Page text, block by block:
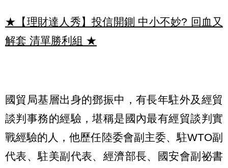
★【理財達人秀】投信開鍘 中小不妙? 回血又
解套 清單勝利組 ★
國貿局基層出身的鄧振中，有長年駐外及經貿
談判事務的經驗，堪稱是國內最有經貿談判實
戰經驗的人，他歷任陸委會副主委、駐WTO副
代表、駐美副代表、經濟部長、國安會副祕書